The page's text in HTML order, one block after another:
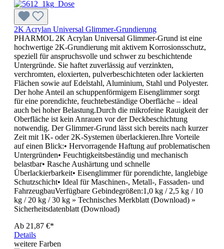
2K Acrylan Universal Glimmer-Grundierung
PHARMOL 2K Acrylan Universal Glimmer-Grund ist eine
hochwertige 2K-Grundierung mit aktivem Korrosionsschutz,
speziell für anspruchsvolle und schwer zu beschichtende
Untergründe. Sie haftet zuverlässig auf verzinkten,
verchromten, eloxierten, pulverbeschichteten oder lackierten
Flächen sowie auf Edelstahl, Aluminium, Stahl und Polyester.
Der hohe Anteil an schuppenförmigem Eisenglimmer sorgt
für eine porendichte, feuchtebeständige Oberfläche – ideal
auch bei hoher Belastung.Durch die mikrofeine Rauigkeit der
Oberfläche ist kein Anrauen vor der Deckbeschichtung
notwendig. Der Glimmer-Grund lässt sich bereits nach kurzer
Zeit mit 1K- oder 2K-Systemen überlackieren.Ihre Vorteile
auf einen Blick:• Hervorragende Haftung auf problematischen
Untergründen• Feuchtigkeitsbeständig und mechanisch
belastbar• Rasche Aushärtung und schnelle
Überlackierbarkeit• Eisenglimmer für porendichte, langlebige
Schutzschicht• Ideal für Maschinen-, Metall-, Fassaden- und
FahrzeugbauVerfügbare Gebindegrößen:1,0 kg / 2,5 kg / 10
kg / 20 kg / 30 kg » Technisches Merkblatt (Download) »
Sicherheitsdatenblatt (Download)
Ab 21,87 €*
Details
weitere Farben